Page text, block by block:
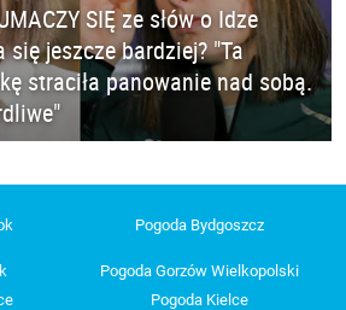
SIĘ ze słów o Idze
jeszcze bardziej? "Ta
straciła panowanie nad sobą.
Pogoda Bydgoszcz
Pogoda Gorzów Wielkopolski
Pogoda Kielce